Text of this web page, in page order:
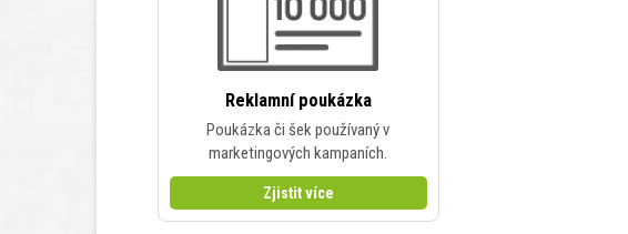
Reklamní poukázka
Poukázka či šek používaný v
marketingových kampaních.
Zjistit více